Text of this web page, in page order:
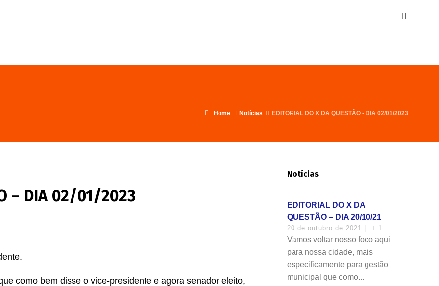
Home Notícias EDITORIAL DO X DA QUESTÃO - DIA 02/01/2023
– DIA 02/01/2023
como bem disse o vice-presidente e agora senador eleito,
Notícias
EDITORIAL DO X DA
QUESTÃO – DIA 20/10/21
20 de outubro de 2021 | 1
Vamos voltar nosso foco aqui
para nossa cidade, mais
especificamente para gestão
municipal que como...